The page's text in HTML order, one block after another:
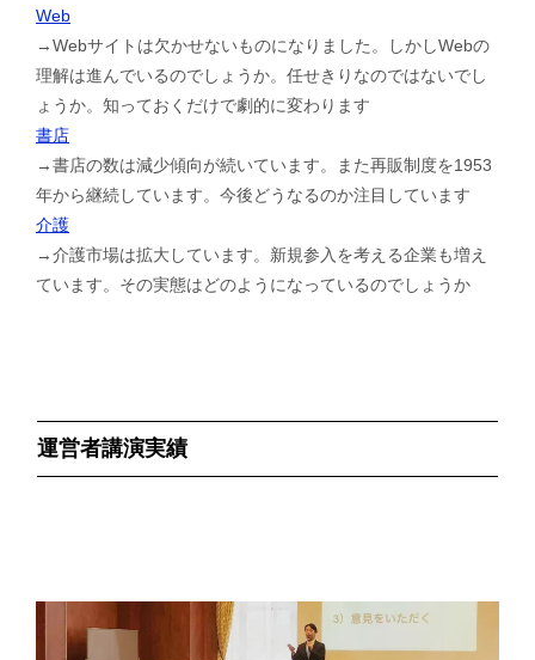
Web
→Webサイトは欠かせないものになりました。しかしWebの
理解は進んでいるのでしょうか。任せきりなのではないでし
ょうか。知っておくだけで劇的に変わります
書店
→書店の数は減少傾向が続いています。また再販制度を1953
年から継続しています。今後どうなるのか注目しています
介護
→介護市場は拡大しています。新規参入を考える企業も増え
ています。その実態はどのようになっているのでしょうか
運営者講演実績